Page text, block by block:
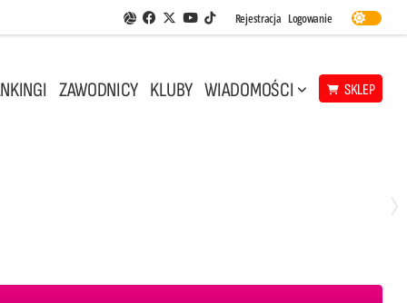
Aplikacja Siatkarskie Ligi
Facebook
Twitter
Youtube
TikTok
Rejestracja Logowanie
ZAWODNICY KLUBY WIADOMOŚCI SKLEP